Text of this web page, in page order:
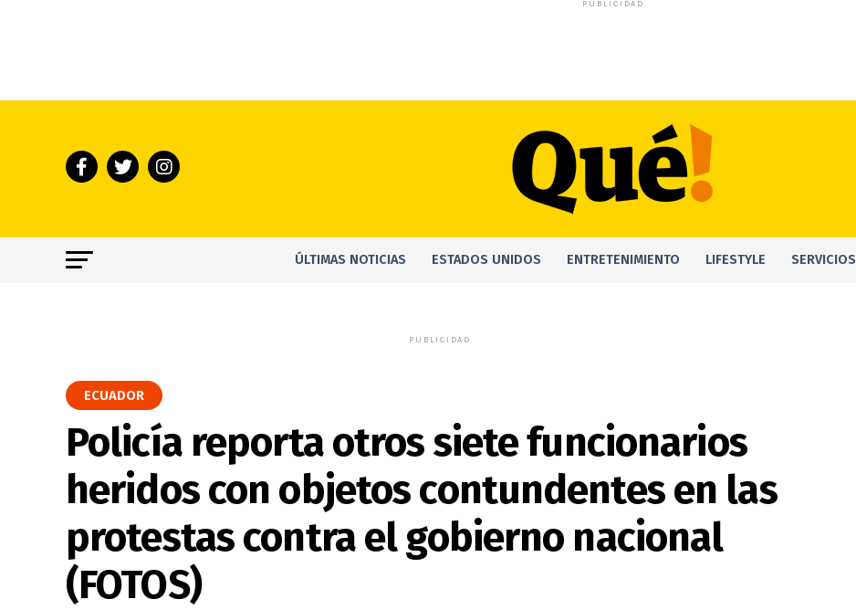
PUBLICIDAD
ÚLTIMAS NOTICIAS ESTADOS UNIDOS ENTRETENIMIENTO LIFESTYLE SERVICIOS
PUBLICIDAD
ECUADOR
Policía reporta otros siete funcionarios
heridos con objetos contundentes en las
protestas contra el gobierno nacional
(FOTOS)